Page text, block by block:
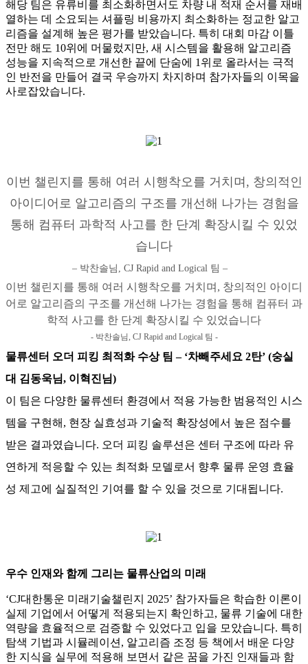
해당 팀은 유류비를 최소화하면서도 차량 내 적재 순서를 재배
열하는 데 소요되는 셔플링 비용까지 최소화하는 정교한 알고
리즘을 설계해 높은 평가를 받았습니다. 특히 대회 마감 이틀
전만 해도 10위에 머물렀지만, 새 시스템을 활용해 알고리즘
성능을 지속적으로 개선한 끝에 단숨에 1위로 올라서는 극적
인 반전을 만들어 결국 우승까지 차지하며 참가자들의 이목을
사로잡았습니다.
이번 챌린지를 통해 여러 시행착오를 거치며, 창의적인
아이디어로 알고리즘의 구조를 개선해 나가는 경험을
통해 컴퓨터 과학적 사고를 한 단계 확장시킬 수 있었
습니다
– 박찬솔님, CJ Rapid and Logical 팀 –
이번 챌린지를 통해 여러 시행착오를 거치며, 창의적인 아이디
어로 알고리즘의 구조를 개선해 나가는 경험을 통해 컴퓨터 과
학적 사고를 한 단계 확장시킬 수 있었습니다
- 박찬솔님, CJ Rapid and Logical 팀 -
물류센터 오더 피킹 최적화 수상 팀 – ‘차빼주세요 2탄’ (숭실
대 김동욱님, 이혁진님)
이 팀은 다양한 물류센터 환경에서 적용 가능한 범용적인 시스
템을 구현해, 현장 실효성과 기술적 확장성에서 높은 점수를
받은 결과였습니다. 오더 피킹 솔루션은 센터 구조에 따라 유
연하게 적응할 수 있는 최적화 모델로서 향후 물류 운영 효율
성 제고에 실질적인 기여를 할 수 있을 것으로 기대됩니다.
우수 인재와 함께 그리는 물류산업의 미래
‘CJ대한통운 미래기술챌린지 2025’ 참가자들은 학습한 이론이
실제 기업에서 어떻게 적용되는지 확인하고, 물류 기술에 대한
역량을 효율적으로 검증할 수 있었다고 입을 모았습니다. 특히
탐색 기법과 시뮬레이션, 알고리즘 조정 등 책에서 배운 다양
한 지식을 실무에 적용해 보면서 같은 꿈을 가진 인재들과 함